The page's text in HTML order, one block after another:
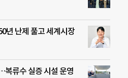
년 난제 풀고 세계시장
복류수 실증 시설 운영